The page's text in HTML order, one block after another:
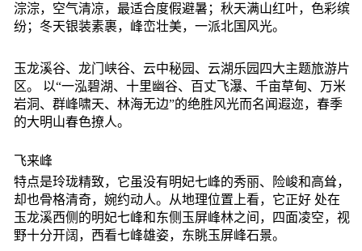
淙淙，空气清凉，最适合度假避暑；秋天满山红叶，色彩缤
纷；冬天银装素裹，峰峦壮美，一派北国风光。
玉龙溪谷、龙门峡谷、云中秘园、云湖乐园四大主题旅游片
区。 以“一泓碧湖、十里幽谷、百丈飞瀑、千亩草甸、万米
岩洞、群峰啸天、林海无边”的绝胜风光而名闻遐迩，春季
的大明山春色撩人。
飞来峰
特点是玲珑精致，它虽没有明妃七峰的秀丽、险峻和高耸，
却也骨格清奇，婉约动人。从地理位置上看，它正好 处在
玉龙溪西侧的明妃七峰和东侧玉屏峰林之间，四面凌空，视
野十分开阔，西看七峰雄姿，东眺玉屏峰石景。